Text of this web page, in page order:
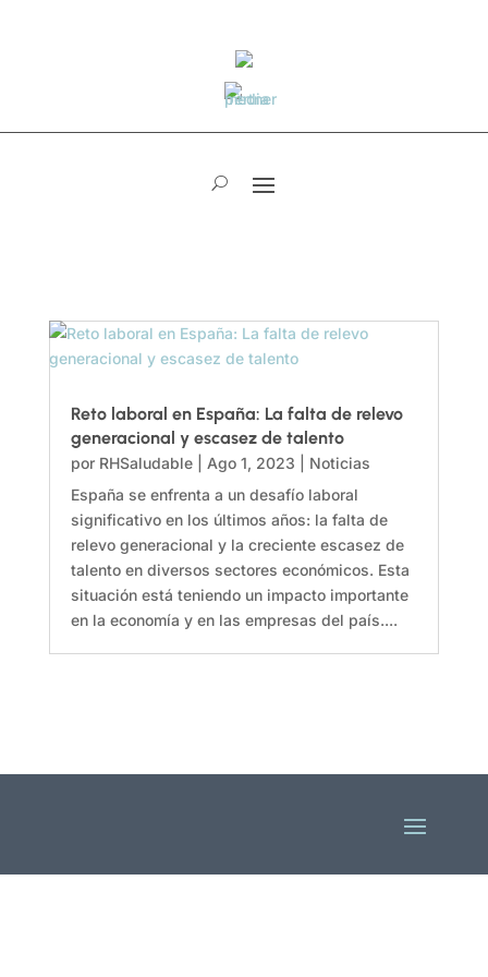
Reto laboral en España: La falta de relevo
generacional y escasez de talento
por RHSaludable| Ago 1, 2023
Noticias
España se enfrenta a un desafío laboral
significativo en los últimos años: la falta de
relevo generacional y la creciente escasez de
talento en diversos sectores económicos. Esta
situación está teniendo un impacto importante
en la economía y en las empresas del país....